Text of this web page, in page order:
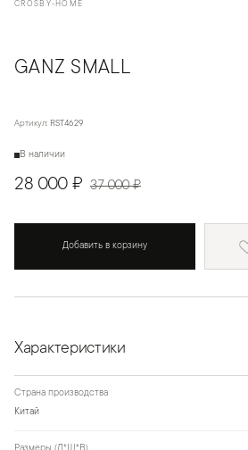
CROSBY-HOME
GANZ SMALL
Артикул: RST4629
В наличии
28 000 ₽ 37 000 ₽
Добавить в корзину
Характеристики
Страна производства
Китай